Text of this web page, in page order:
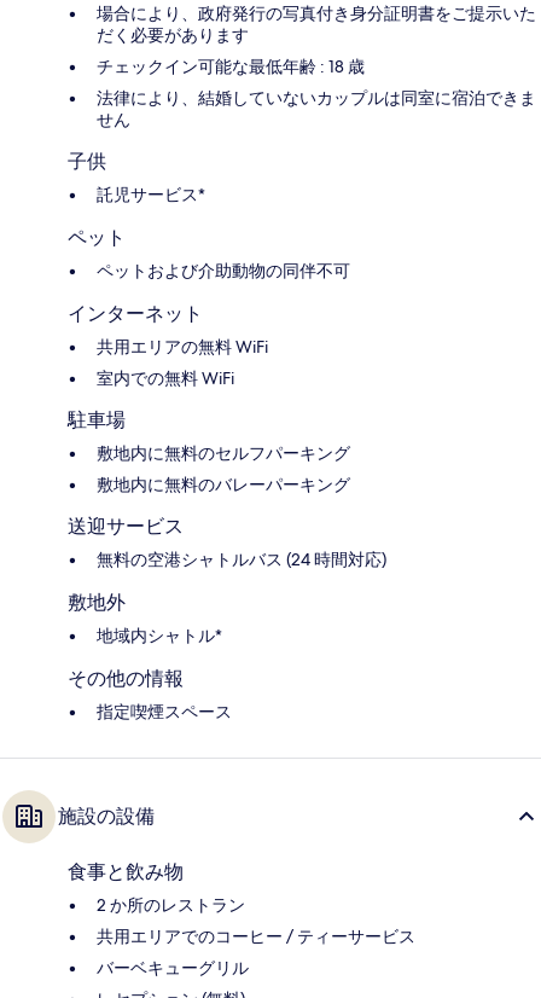
場合により、政府発行の写真付き身分証明書をご提示いた
だく必要があります
チェックイン可能な最低年齢 : 18 歳
法律により、結婚していないカップルは同室に宿泊できま
せん
子供
託児サービス*
ペット
ペットおよび介助動物の同伴不可
インターネット
共用エリアの無料 WiFi
室内での無料 WiFi
駐車場
敷地内に無料のセルフパーキング
敷地内に無料のバレーパーキング
送迎サービス
無料の空港シャトルバス (24 時間対応)
敷地外
地域内シャトル*
その他の情報
指定喫煙スペース
施設の設備
食事と飲み物
2 か所のレストラン
共用エリアでのコーヒー / ティーサービス
バーベキューグリル